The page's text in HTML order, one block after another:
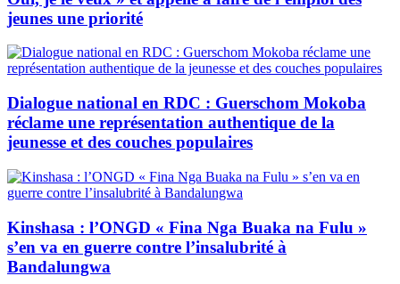
jeunes une priorité
Dialogue national en RDC : Guerschom Mokoba
réclame une représentation authentique de la
jeunesse et des couches populaires
Kinshasa : l’ONGD « Fina Nga Buaka na Fulu »
s’en va en guerre contre l’insalubrité à
Bandalungwa